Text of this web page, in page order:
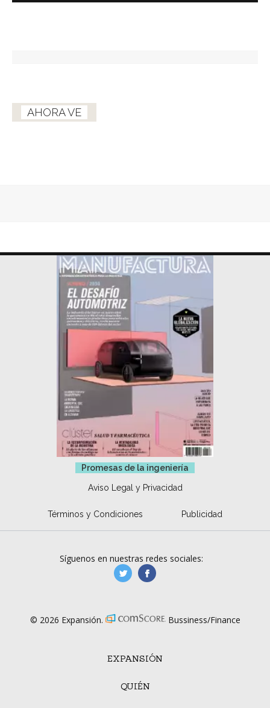
AHORA VE
Promesas de la ingeniería
Aviso Legal y Privacidad
Términos y Condiciones Publicidad
EXPANSIÓN
QUIÉN
Síguenos en nuestras redes sociales:
manufacturaGE
© 2026 Expansión. Bussiness/Finance